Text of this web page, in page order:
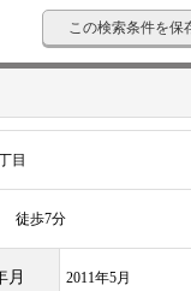
この検索条件を保
目
徒歩7分
月 2011年5月